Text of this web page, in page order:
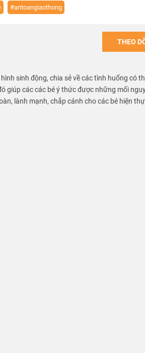
#antoangiaothong
THEO
sinh động, chia sẻ về các tình huống có
giúp các các bé ý thức được những mối
lành mạnh, chắp cánh cho các bé hiện